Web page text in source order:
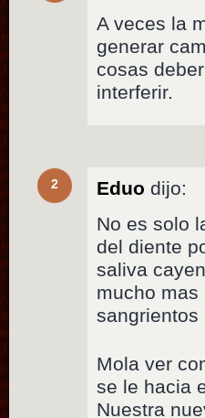
A veces la
generar
cosas
interferir.
2 Eduo dijo:
No es solo
del diente
saliva
mucho mas
sangrientos
Mola ver
se le hacia
Nuestra